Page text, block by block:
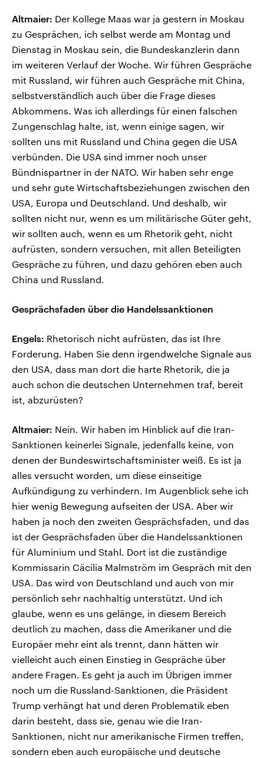
Altmaier: Der Kollege Maas war ja gestern in Moskau
zu Gesprächen, ich selbst werde am Montag und
Dienstag in Moskau sein, die Bundeskanzlerin dann
im weiteren Verlauf der Woche. Wir führen Gespräche
mit Russland, wir führen auch Gespräche mit China,
selbstverständlich auch über die Frage dieses
Abkommens. Was ich allerdings für einen falschen
Zungenschlag halte, ist, wenn einige sagen, wir
sollten uns mit Russland und China gegen die USA
verbünden. Die USA sind immer noch unser
Bündnispartner in der NATO. Wir haben sehr enge
und sehr gute Wirtschaftsbeziehungen zwischen den
USA, Europa und Deutschland. Und deshalb, wir
sollten nicht nur, wenn es um militärische Güter geht,
wir sollten auch, wenn es um Rhetorik geht, nicht
aufrüsten, sondern versuchen, mit allen Beteiligten
Gespräche zu führen, und dazu gehören eben auch
China und Russland.
Gesprächsfaden über die Handelssanktionen
Engels: Rhetorisch nicht aufrüsten, das ist Ihre
Forderung. Haben Sie denn irgendwelche Signale aus
den USA, dass man dort die harte Rhetorik, die ja
auch schon die deutschen Unternehmen traf, bereit
ist, abzurüsten?
Altmaier: Nein. Wir haben im Hinblick auf die Iran-
Sanktionen keinerlei Signale, jedenfalls keine, von
denen der Bundeswirtschaftsminister weiß. Es ist ja
alles versucht worden, um diese einseitige
Aufkündigung zu verhindern. Im Augenblick sehe ich
hier wenig Bewegung aufseiten der USA. Aber wir
haben ja noch den zweiten Gesprächsfaden, und das
ist der Gesprächsfaden über die Handelssanktionen
für Aluminium und Stahl. Dort ist die zuständige
Kommissarin Cäcilia Malmström im Gespräch mit den
USA. Das wird von Deutschland und auch von mir
persönlich sehr nachhaltig unterstützt. Und ich
glaube, wenn es uns gelänge, in diesem Bereich
deutlich zu machen, dass die Amerikaner und die
Europäer mehr eint als trennt, dann hätten wir
vielleicht auch einen Einstieg in Gespräche über
andere Fragen. Es geht ja auch im Übrigen immer
noch um die Russland-Sanktionen, die Präsident
Trump verhängt hat und deren Problematik eben
darin besteht, dass sie, genau wie die Iran-
Sanktionen, nicht nur amerikanische Firmen treffen,
sondern eben auch europäische und deutsche